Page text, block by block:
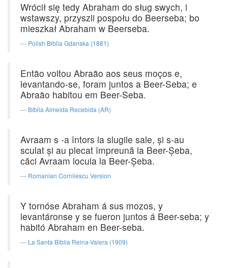
Wrócił się tedy Abraham do sług swych, i
wstawszy, przyszli pospołu do Beerseba; bo
mieszkał Abraham w Beerseba.
Polish Biblia Gdanska (1881)
Então voltou Abraão aos seus moços e,
levantando-se, foram juntos a Beer-Seba; e
Abraão habitou em Beer-Seba.
Bíblia Almeida Recebida (AR)
Avraam s -a întors la slugile sale, şi s-au
sculat şi au plecat împreună la Beer-Şeba,
căci Avraam locuia la Beer-Şeba.
Romanian Cornilescu Version
Y tornóse Abraham á sus mozos, y
levantáronse y se fueron juntos á Beer-seba; y
habitó Abraham en Beer-seba.
La Santa Biblia Reina-Valera (1909)